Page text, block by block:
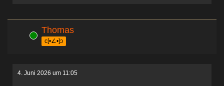
Online Thomas
c[•∠•]ɔ
4. Juni 2026 um 11:05